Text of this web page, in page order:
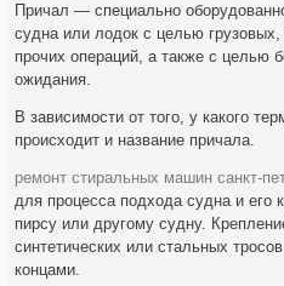
Причал — специально
судна или лодок с целью
прочих операций, а также с целью
ожидания.
В зависимости от того, у какого
происходит и название причала.
ремонт стиральных машин санкт-
для процесса подхода судна и его
пирсу или другому судну.
синтетических или стальных
концами.